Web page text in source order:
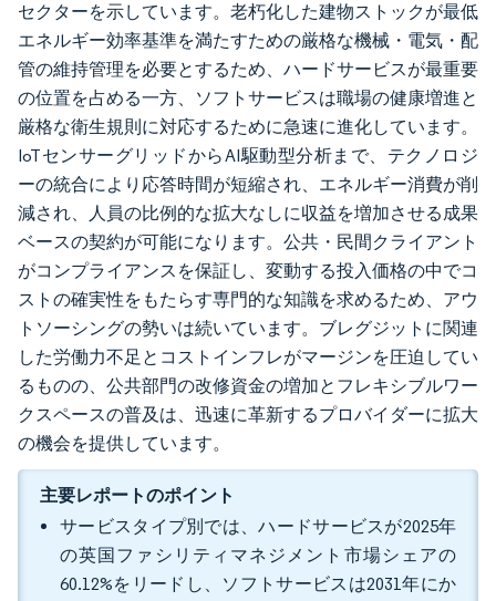
セクターを示しています。老朽化した建物ストックが最低
エネルギー効率基準を満たすための厳格な機械・電気・配
管の維持管理を必要とするため、ハードサービスが最重要
の位置を占める一方、ソフトサービスは職場の健康増進と
厳格な衛生規則に対応するために急速に進化しています。
IoTセンサーグリッドからAI駆動型分析まで、テクノロジ
ーの統合により応答時間が短縮され、エネルギー消費が削
減され、人員の比例的な拡大なしに収益を増加させる成果
ベースの契約が可能になります。公共・民間クライアント
がコンプライアンスを保証し、変動する投入価格の中でコ
ストの確実性をもたらす専門的な知識を求めるため、アウ
トソーシングの勢いは続いています。ブレグジットに関連
した労働力不足とコストインフレがマージンを圧迫してい
るものの、公共部門の改修資金の増加とフレキシブルワー
クスペースの普及は、迅速に革新するプロバイダーに拡大
の機会を提供しています。
主要レポートのポイント
サービスタイプ別では、ハードサービスが2025年
の英国ファシリティマネジメント市場シェアの
60.12%をリードし、ソフトサービスは2031年にか